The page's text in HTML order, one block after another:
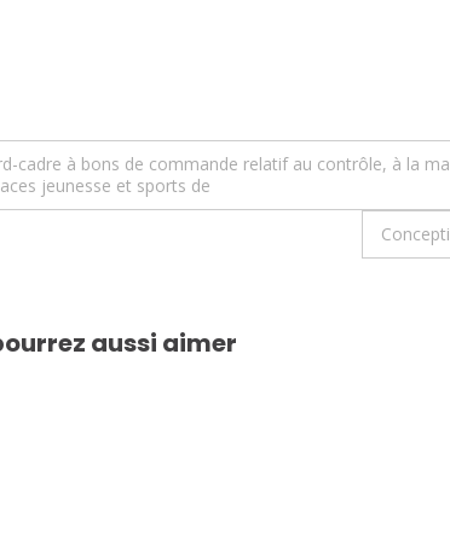
cadre à bons de commande relatif au contrôle, à la
jeunesse et sports de
aussi aimer